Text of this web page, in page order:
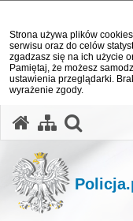
Strona używa plików
serwisu oraz do celów
zgadzasz się na ich użycie
Pamiętaj, że możesz
ustawienia przeglądarki.
wyrażenie zgody.